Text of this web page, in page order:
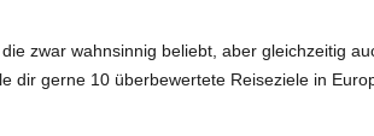
zwar wahnsinnig beliebt, aber gleichzeitig
dir gerne 10 überbewertete Reiseziele in